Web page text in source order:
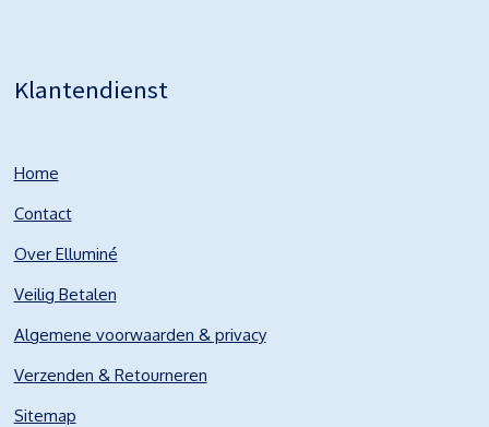
Klantendienst
Home
Contact
Over Elluminé
Veilig Betalen
Algemene voorwaarden & privacy
Verzenden & Retourneren
Sitemap